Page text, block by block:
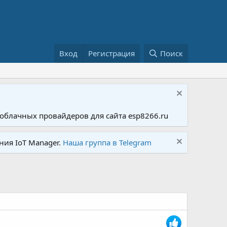
Вход Регистрация Поиск
провайдеров для сайта esp8266.ru
IoT Manager. Наша группа в Telegram